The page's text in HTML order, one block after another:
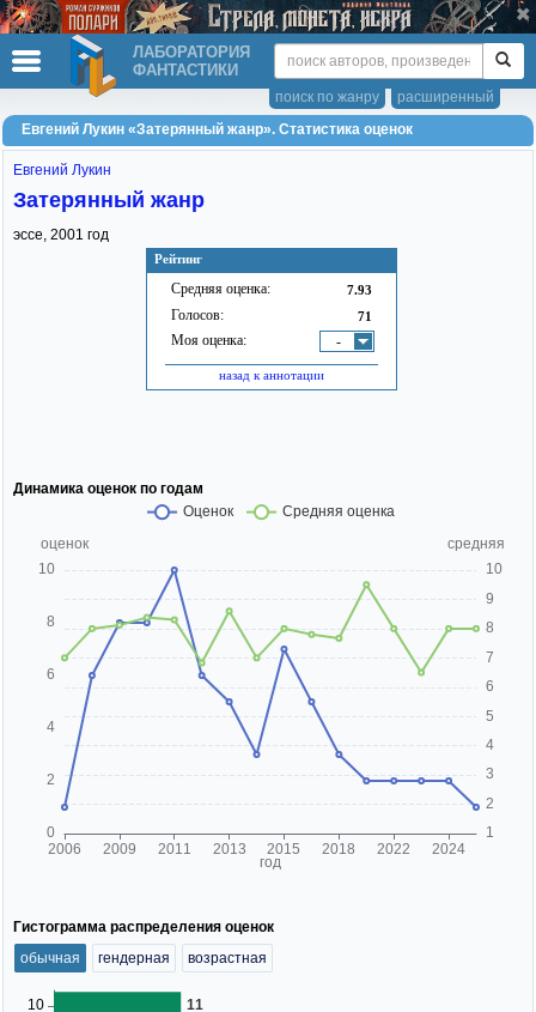
ЛАБОРАТОРИЯ
ФАНТАСТИКИ
расширенный
поиск по жанру
Евгений Лукин «Затерянный жанр». Статистика оценок
Рейтинг
Средняя оценка: 7.93
Голосов: 71
Моя оценка: -
назад к аннотации
Евгений Лукин
Затерянный жанр
эссе, 2001 год
Динамика оценок по годам
Гистограмма распределения оценок
обычная
гендерная возрастная